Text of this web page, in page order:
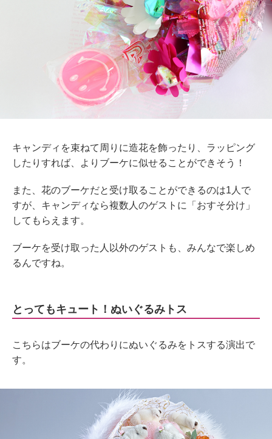
キャンディを束ねて周りに造花を飾ったり、ラッピング
したりすれば、よりブーケに似せることができそう！
また、花のブーケだと受け取ることができるのは1人で
すが、キャンディなら複数人のゲストに「おすそ分け」
してもらえます。
ブーケを受け取った人以外のゲストも、みんなで楽しめ
るんですね。
とってもキュート！ぬいぐるみトス
こちらはブーケの代わりにぬいぐるみをトスする演出で
す。